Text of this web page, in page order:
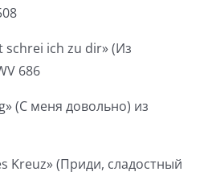
schrei ich zu dir» (Из
686
(С меня довольно) из
Kreuz» (Приди, сладостный